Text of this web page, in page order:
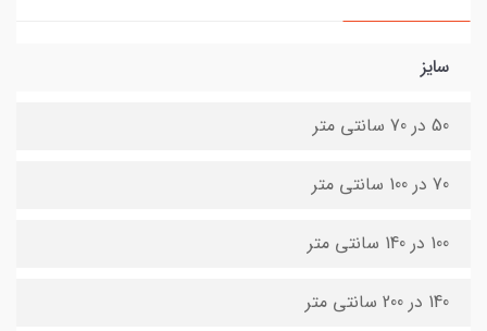
سایز
50 در 70 سانتی متر
70 در 100 سانتی متر
100 در 140 سانتی متر
140 در 200 سانتی متر